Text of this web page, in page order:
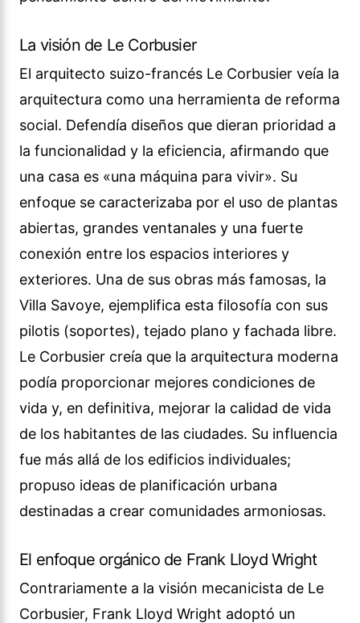
La visión de Le Corbusier
El arquitecto suizo-francés Le Corbusier veía la
arquitectura como una herramienta de reforma
social. Defendía diseños que dieran prioridad a
la funcionalidad y la eficiencia, afirmando que
una casa es «una máquina para vivir». Su
enfoque se caracterizaba por el uso de plantas
abiertas, grandes ventanales y una fuerte
conexión entre los espacios interiores y
exteriores. Una de sus obras más famosas, la
Villa Savoye, ejemplifica esta filosofía con sus
pilotis (soportes), tejado plano y fachada libre.
Le Corbusier creía que la arquitectura moderna
podía proporcionar mejores condiciones de
vida y, en definitiva, mejorar la calidad de vida
de los habitantes de las ciudades. Su influencia
fue más allá de los edificios individuales;
propuso ideas de planificación urbana
destinadas a crear comunidades armoniosas.
El enfoque orgánico de Frank Lloyd Wright
Contrariamente a la visión mecanicista de Le
Corbusier, Frank Lloyd Wright adoptó un